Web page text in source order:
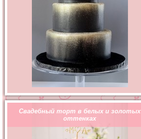
Свадебный торт в белых и золотых
оттенках